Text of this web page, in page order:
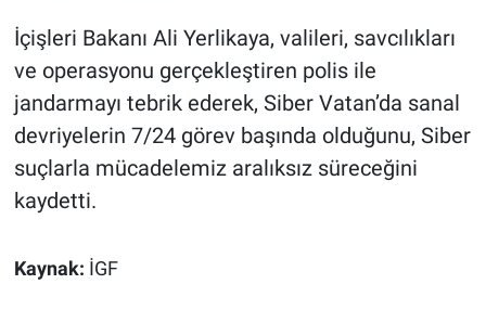
İçişleri Bakanı Ali Yerlikaya, valileri, savcılıkları
ve operasyonu gerçekleştiren polis ile
jandarmayı tebrik ederek, Siber Vatan’da sanal
devriyelerin 7/24 görev başında olduğunu, Siber
suçlarla mücadelemiz aralıksız süreceğini
kaydetti.
Kaynak: İGF